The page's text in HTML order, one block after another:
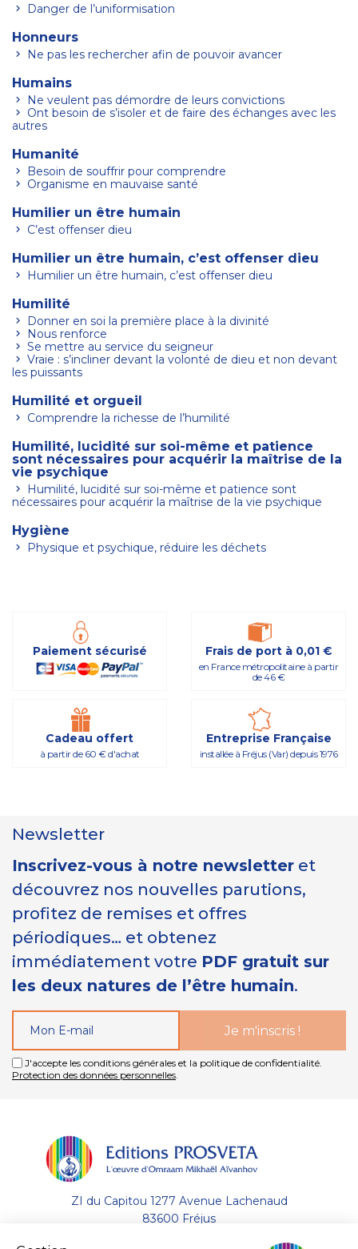
Danger de l’uniformisation
Honneurs
Ne pas les rechercher afin de pouvoir avancer
Humains
Ne veulent pas démordre de leurs convictions
autres
Humanité
Besoin de souffrir pour comprendre
Organisme en mauvaise santé
Humilier un être humain
C’est offenser dieu
Humilier un être humain, c’est offenser dieu
Humilier un être humain, c’est offenser dieu
Humilité
Donner en soi la première place à la divinité
Nous renforce
Se mettre au service du seigneur
les puissants
Humilité et orgueil
Comprendre la richesse de l’humilité
Humilité, lucidité sur soi-même et patience
sont nécessaires pour acquérir la maîtrise de la
vie psychique
nécessaires pour acquérir la maîtrise de la vie psychique
Hygiène
Physique et psychique, réduire les déchets
Paiement sécurisé Frais de port à 0,01 €
en France métropolitaine à partir
de 46 €
Cadeau offert
à partir de 60 € d'achat
Entreprise Française
installée à Fréjus (Var) depuis 1976
Newsletter
Inscrivez-vous à notre newsletter et
découvrez nos nouvelles parutions,
profitez de remises et offres
périodiques… et obtenez
immédiatement votre PDF gratuit sur
les deux natures de l’être humain.
J'accepte les conditions générales et la politique de confidentialité.
Protection des données personnelles.
ZI du Capitou 1277 Avenue Lachenaud
83600 Fréjus